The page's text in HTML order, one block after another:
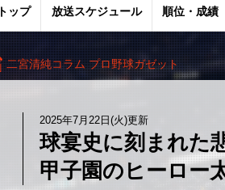
トップ 放送スケジュール 順位・成績
二宮清純コラム プロ野球ガゼット
2025年7月22日(火)更新
球宴史に刻まれた
甲子園のヒーロー